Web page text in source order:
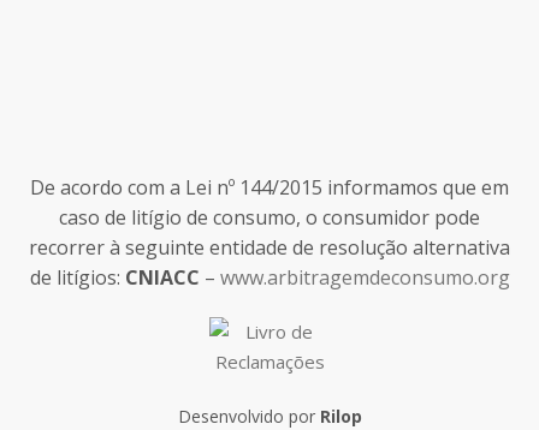
De acordo com a Lei nº 144/2015 informamos que em
caso de litígio de consumo, o consumidor pode
recorrer à seguinte entidade de resolução alternativa
de litígios: CNIACC – www.arbitragemdeconsumo.org
Desenvolvido por Rilop